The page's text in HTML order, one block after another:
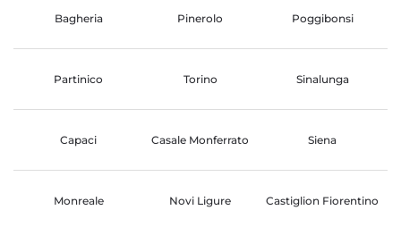
Bagheria Pinerolo Poggibonsi
Partinico Torino Sinalunga
Capaci Casale Monferrato Siena
Monreale Novi Ligure Castiglion Fiorentino